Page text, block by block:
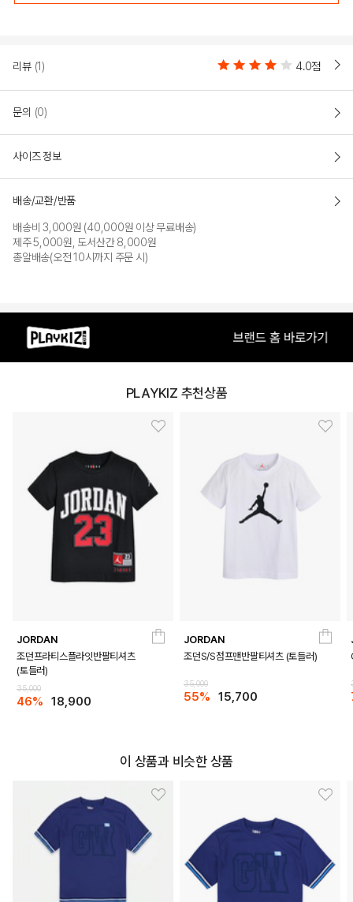
PRODUCT VIEW
리뷰 (1) 4.0점
문의 (0)
사이즈 정보
배송/교환/반품
배송비 3,000원 (40,000원 이상 무료배송)
제주 5,000원, 도서산간 8,000원
총알배송(오전 10시까지 주문 시)
PLAYKIZ 추천상품
JORDAN
조던프라티스플라잇반팔티셔츠
(토들러)
35,000
46% 18,900
JORDAN
조던S/S점프맨반팔티셔츠 (토들러)
35,000
55% 15,700
이 상품과 비슷한 상품